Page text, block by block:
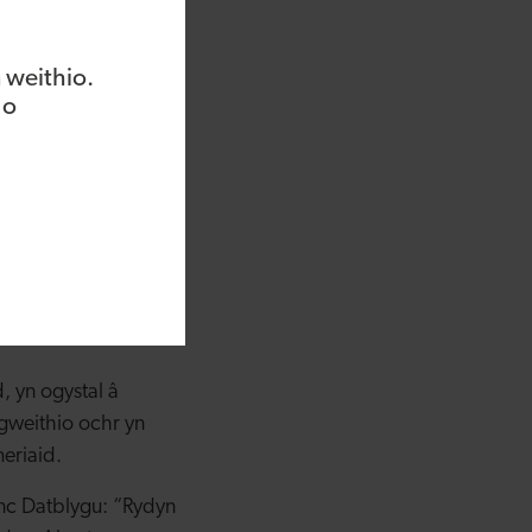
weithio.
fy holl gynilion
maint yr un
amser wrth law i
yn ogystal â
ochr yn
Datblygu: “Rydyn